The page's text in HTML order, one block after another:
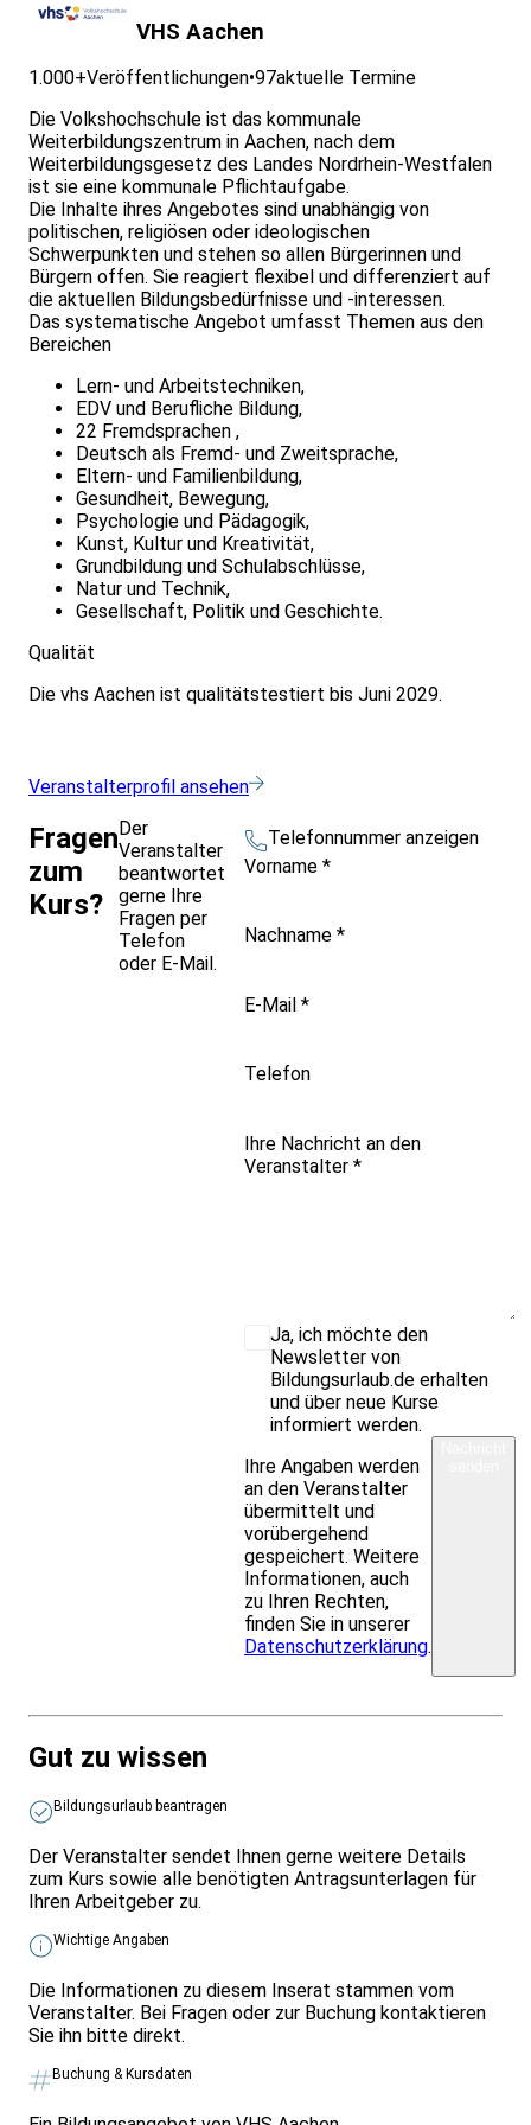
VHS Aachen
1.000+Veröffentlichungen•97aktuelle Termine
Die Volkshochschule ist das kommunale
Weiterbildungszentrum in Aachen, nach dem
Weiterbildungsgesetz des Landes Nordrhein-Westfalen
ist sie eine kommunale Pflichtaufgabe.
Die Inhalte ihres Angebotes sind unabhängig von
politischen, religiösen oder ideologischen
Schwerpunkten und stehen so allen Bürgerinnen und
Bürgern offen. Sie reagiert flexibel und differenziert auf
die aktuellen Bildungsbedürfnisse und -interessen.
Das systematische Angebot umfasst Themen aus den
Bereichen
Lern- und Arbeitstechniken,
EDV und Berufliche Bildung,
22 Fremdsprachen ,
Deutsch als Fremd- und Zweitsprache,
Eltern- und Familienbildung,
Gesundheit, Bewegung,
Psychologie und Pädagogik,
Kunst, Kultur und Kreativität,
Grundbildung und Schulabschlüsse,
Natur und Technik,
Gesellschaft, Politik und Geschichte.
Qualität
Die vhs Aachen ist qualitätstestiert bis Juni 2029.
Veranstalterprofil ansehen
Fragen
zum
Kurs?
Der
Veranstalter
beantwortet
gerne Ihre
Fragen per
Telefon
oder E-Mail.
Telefonnummer anzeigen
Vorname *
Nachname *
E-Mail *
Telefon
Ihre Nachricht an den
Veranstalter *
Ja, ich möchte den
Newsletter von
Bildungsurlaub.de erhalten
und über neue Kurse
informiert werden.
Ihre Angaben werden
an den Veranstalter
übermittelt und
vorübergehend
gespeichert. Weitere
Informationen, auch
zu Ihren Rechten,
finden Sie in unserer
Datenschutzerklärung.
Gut zu wissen
Bildungsurlaub beantragen
Der Veranstalter sendet Ihnen gerne weitere Details
zum Kurs sowie alle benötigten Antragsunterlagen für
Ihren Arbeitgeber zu.
Wichtige Angaben
Die Informationen zu diesem Inserat stammen vom
Veranstalter. Bei Fragen oder zur Buchung kontaktieren
Sie ihn bitte direkt.
Buchung & Kursdaten